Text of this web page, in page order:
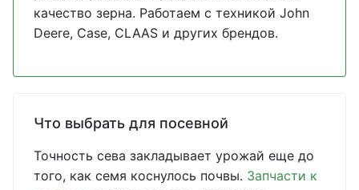
качество зерна. Работаем с техникой John
Deere, Case, CLAAS и других брендов.
Что выбрать для посевной
Точность сева закладывает урожай еще до
того, как семя коснулось почвы. Запчасти к